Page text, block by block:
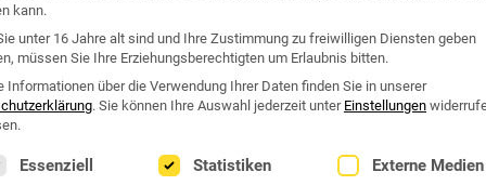
und Hygiene Organe & Organ-Uhr
MASTER LIN BASIS
kann.
unter 16 Jahre alt sind und Ihre Zustimmung zu freiwilligen Diensten geben
müssen Sie Ihre Erziehungsberechtigten um Erlaubnis bitten.
Informationen über die Verwendung Ihrer Daten finden Sie in unserer
. Sie können Ihre Auswahl jederzeit unter Einstellungen
eine Liste der Service-Gruppen, für die eine Einwilligung
Essenziell Statistiken Externe Medien